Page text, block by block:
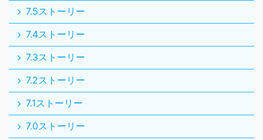
7.5ストーリー
7.4ストーリー
7.3ストーリー
7.2ストーリー
7.1ストーリー
7.0ストーリー